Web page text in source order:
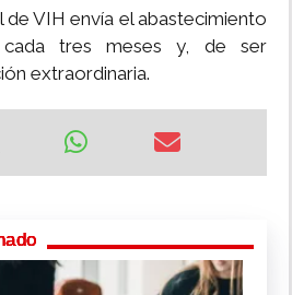
de VIH envía el abastecimiento
cada tres meses y, de ser
extraordinaria.